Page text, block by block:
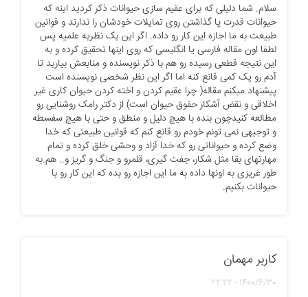
سلام. شما دلیلی که برای عقیم سازی حیوانات ذکر کردید اینه که
حیوانات قدرت پا گذاشتن روی تمایلات خودشان را ندارند و قوانین
طبیعت به ما اجازه این کار رو داده. اگر این یک نظریه علمیه پس
لطفا اون مقاله فارسی یا انگلیسی که روی اینها تحقیق کرده و به
این نتیجه قطعی رسیده رو هم با ذکر نویسنده و منابعش بیارید تا
آدم رو یک کمی قانع کنه اما اگر این نظر شخصی نویسنده است
پیشنهاد میکنم مقاله( چرا عقیم کردن و اخته کردن حیوان کاری غیر
اخلاقی و نقض آشکار حقوق حیوان است) از دکتر رامک روشنایی رو
مطالعه کنیدچون بنده با هیچ دلیل و منطق و حتی با هیچ سفسطه
و توجیهی نمی تونم خودم رو قانع کنم که قوانین طبیعتی که خدا
وضع کرده و حیواناتی رو که خدا آزاد و وحشی خلق کرده و تمام
مهارتهای بقا مثل شکار، جفت گیری، قلمرو و جنگ و گریز و.. هم.به
طور غریزی به اونها داده به ما این اجازه رو بده که این کار رو با
حیوانات بکنیم.
کاربر مهمان
1400/6/30 - 22:22